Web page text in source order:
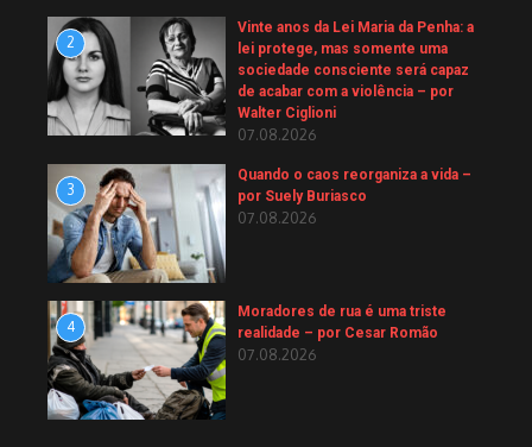
2
Vinte anos da Lei Maria da Penha: a
lei protege, mas somente uma
sociedade consciente será capaz
de acabar com a violência – por
Walter Ciglioni
07.08.2026
3
Quando o caos reorganiza a vida –
por Suely Buriasco
07.08.2026
4
Moradores de rua é uma triste
realidade – por Cesar Romão
07.08.2026